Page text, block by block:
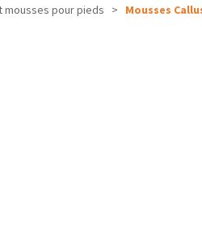
mousses pour pieds Mousses